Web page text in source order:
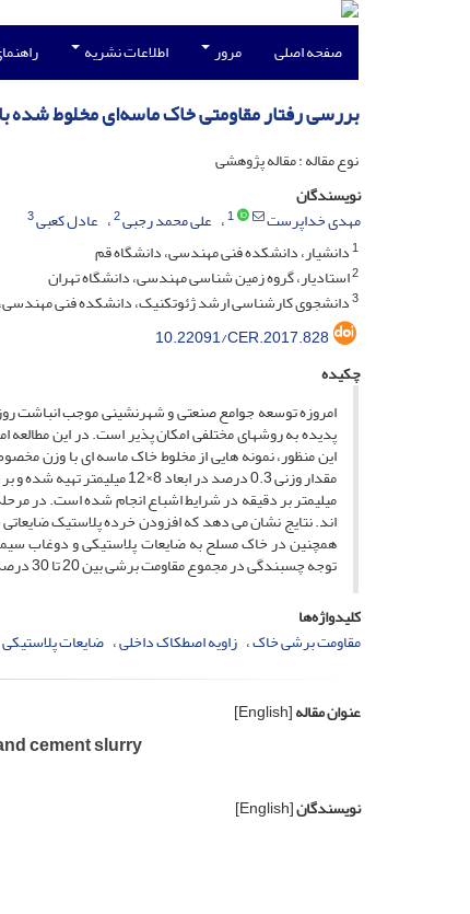
صفحه اصلی مرور اطلاعات نشریه
بررسی رفتار مقاومتی خاک‌ ماسه‌ای مخلوط شده
نوع مقاله : مقاله پژوهشی
نویسندگان
مهدی خداپرست
1 علی محمد رجبی2 عادل کعبی3
1دانشیار، دانشکده فنی مهندسی، دانشگاه قم
2استادیار، گروه زمین شناسی مهندسی، دانشگاه تهران
3دانشجوی کارشناسی ارشد ژئوتکنیک، دانشکده فنی
10.22091/CER.2017.828
چکیده
امروزه توسعه جوامع صنعتی و شهرنشینی موجب انباشت
پدیده به روشهای مختلفی امکان پذیر است. در این
اند. نتایج نشان می دهد که افزودن خرده پلاستیک
همچنین در خاک مسلح به ضایعات پلاستیکی و دوغاب
توجه چسبندگی در مجموع مقاومت برشی بین 20 تا 30 درصد بیشتر می شود.
کلیدواژه‌ها
مقاومت برشی خاک زاویه اصطکاک داخلی ضایعات پلاستیکی
عنوان مقاله[English]
cement slurry
نویسندگان[English]